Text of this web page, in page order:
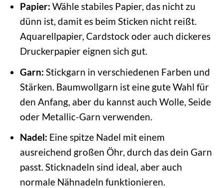
Papier: Wähle stabiles Papier, das nicht zu
dünn ist, damit es beim Sticken nicht reißt.
Aquarellpapier, Cardstock oder auch dickeres
Druckerpapier eignen sich gut.
Garn: Stickgarn in verschiedenen Farben und
Stärken. Baumwollgarn ist eine gute Wahl für
den Anfang, aber du kannst auch Wolle, Seide
oder Metallic-Garn verwenden.
Nadel: Eine spitze Nadel mit einem
ausreichend großen Öhr, durch das dein Garn
passt. Sticknadeln sind ideal, aber auch
normale Nähnadeln funktionieren.